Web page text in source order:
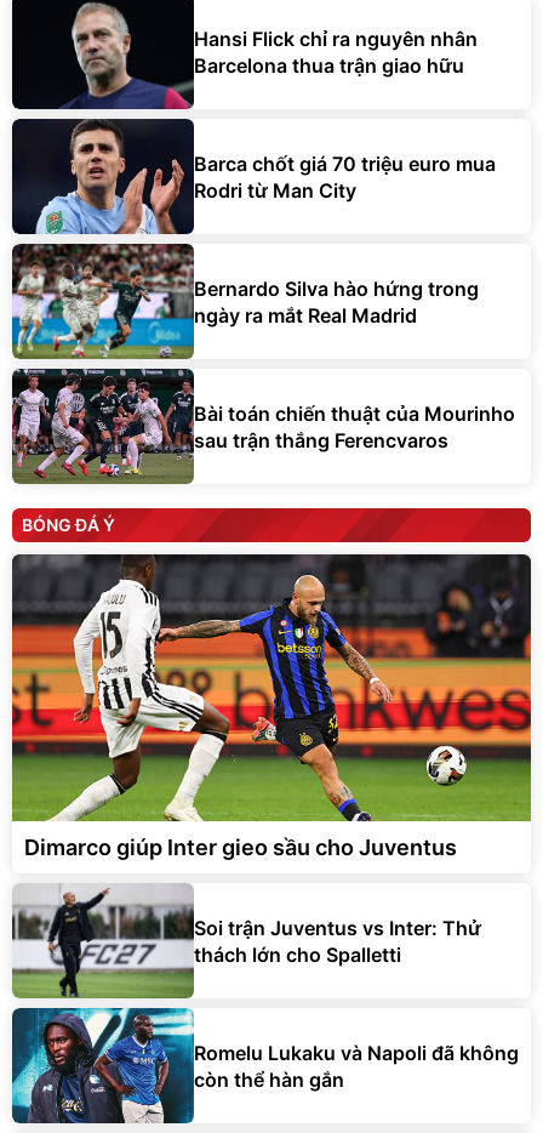
Hansi Flick chỉ ra nguyên nhân
Barcelona thua trận giao hữu
Barca chốt giá 70 triệu euro mua
Rodri từ Man City
Bernardo Silva hào hứng trong
ngày ra mắt Real Madrid
Bài toán chiến thuật của Mourinho
sau trận thắng Ferencvaros
BÓNG ĐÁ Ý
Dimarco giúp Inter gieo sầu cho Juventus
Soi trận Juventus vs Inter: Thử
thách lớn cho Spalletti
Romelu Lukaku và Napoli đã không
còn thể hàn gắn